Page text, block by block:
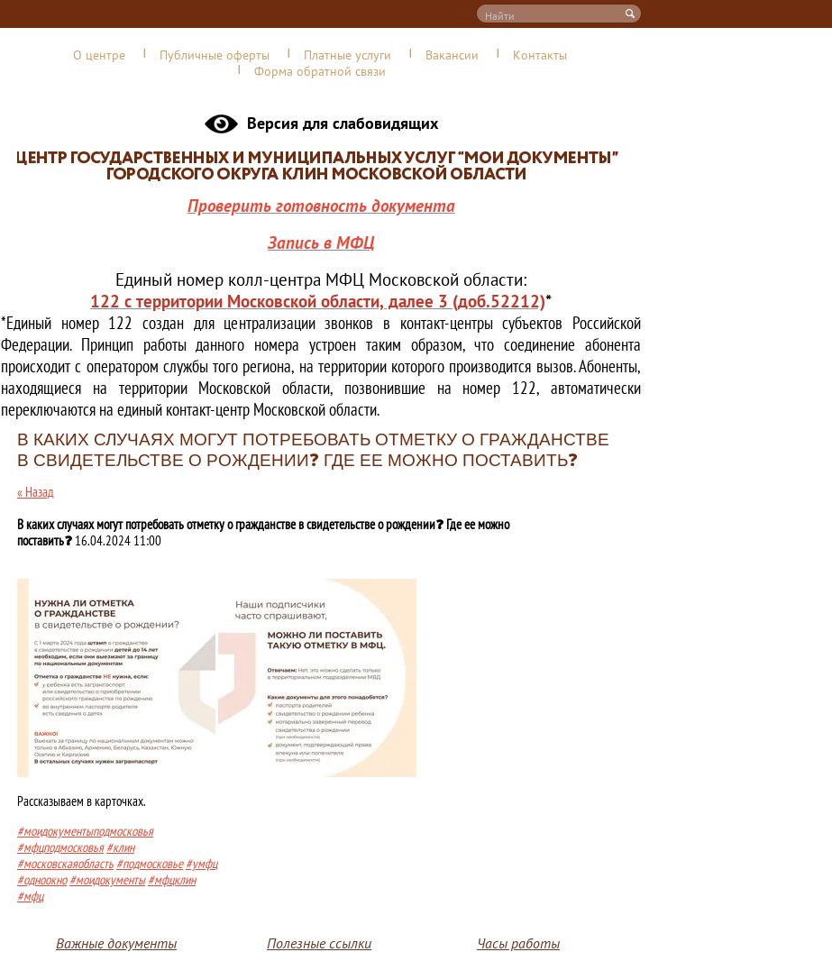
О центре Публичные оферты Платные услуги Вакансии
Контакты
Форма обратной связи
Версия для слабовидящих
Проверить готовность документа
Запись в МФЦ
Единый номер колл-центра МФЦ Московской области:
122 с территории Московской области, далее 3 (доб.52212)*
*Единый номер 122 создан для централизации звонков в контакт-центры субъектов Российской
Федерации. Принцип работы данного номера устроен таким образом, что соединение абонента
происходит с оператором службы того региона, на территории которого производится вызов. Абоненты,
находящиеся на территории Московской области, позвонившие на номер 122, автоматически
переключаются на единый контакт-центр Московской области.
В КАКИХ СЛУЧАЯХ МОГУТ ПОТРЕБОВАТЬ ОТМЕТКУ О ГРАЖДАНСТВЕ
В СВИДЕТЕЛЬСТВЕ О РОЖДЕНИИ❓ ГДЕ ЕЕ МОЖНО ПОСТАВИТЬ❓
« Назад
В каких случаях могут потребовать отметку о гражданстве в свидетельстве о рождении❓ Где ее можно
поставить❓ 16.04.2024 11:00
Рассказываем в карточках.
#моидокументыподмосковья
#мфцподмосковья #клин
#московскаяобласть #подмосковье #умфц
#одноокно #моидокументы #мфцклин
#мфц
Важные документы Полезные ссылки Часы работы